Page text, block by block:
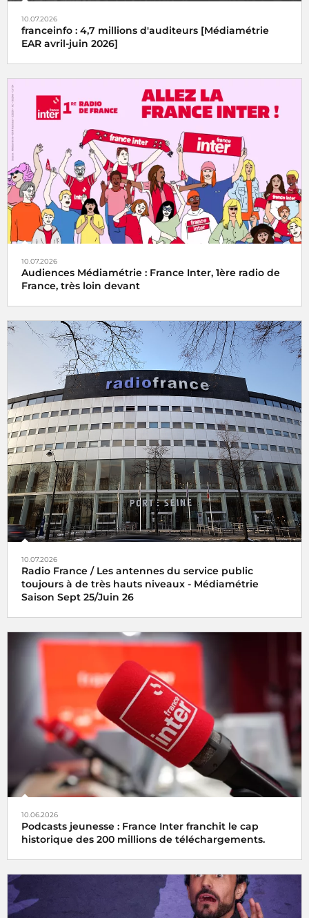
10.07.2026
franceinfo : 4,7 millions d'auditeurs [Médiamétrie
EAR avril-juin 2026]
10.07.2026
Audiences Médiamétrie : France Inter, 1ère radio de
France, très loin devant
10.07.2026
Radio France / Les antennes du service public
toujours à de très hauts niveaux - Médiamétrie
Saison Sept 25/Juin 26
10.06.2026
Podcasts jeunesse : France Inter franchit le cap
historique des 200 millions de téléchargements.